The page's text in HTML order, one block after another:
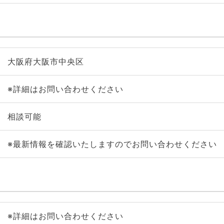
大阪府大阪市中央区
※詳細はお問い合わせください
相談可能
※最新情報を確認いたしますのでお問い合わせください
※詳細はお問い合わせください